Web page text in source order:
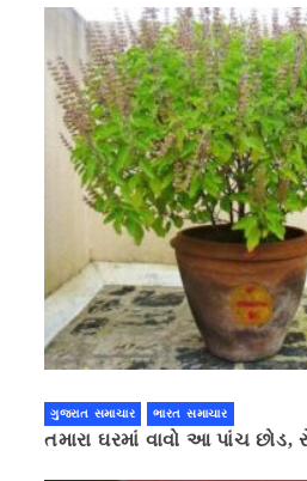
ગુજરાત સમાચાર ભારત સમાચાર
તમારા ઘરમાં વાવો આ પાંચ છોડ,